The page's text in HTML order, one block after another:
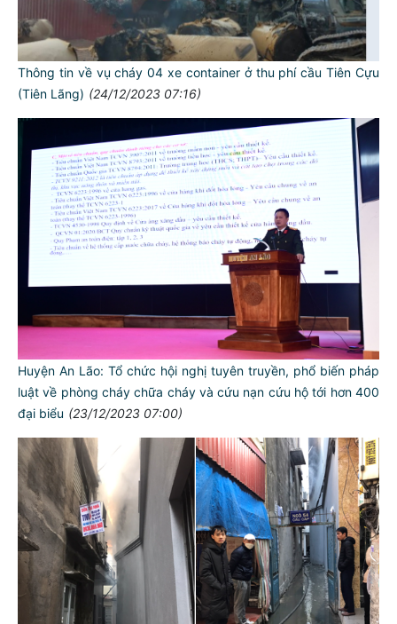
Thông tin về vụ cháy 04 xe container ở thu phí cầu Tiên Cựu
(Tiên Lãng) (24/12/2023 07:16)
Huyện An Lão: Tổ chức hội nghị tuyên truyền, phổ biến pháp
luật về phòng cháy chữa cháy và cứu nạn cứu hộ tới hơn 400
đại biểu (23/12/2023 07:00)